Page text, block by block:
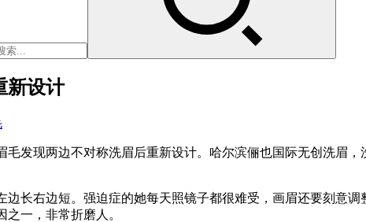
新设计
发现两边不对称洗眉后重新设计。哈尔滨俪也国际无创洗眉
长右边短。强迫症的她每天照镜子都很难受，画眉还要刻意调
一，非常折磨人。